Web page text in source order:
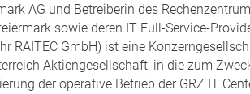
AG und Betreiberin des
sowie deren IT Full-Service-
RAITEC GmbH) ist eine
Aktiengesellschaft, in die zum
der operative Betrieb der GRZ IT